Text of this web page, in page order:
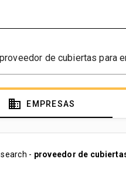
domain EMPRESAS
- proveedor de